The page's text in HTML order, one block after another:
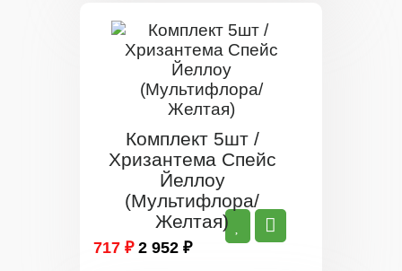
Комплект 5шт /
Хризантема Спейс
Йеллоу
(Мультифлора/
Желтая)
717 ₽ 2 952 ₽